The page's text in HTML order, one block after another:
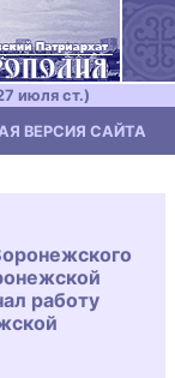
июля ст.)
ВЕРСИЯ САЙТА
работу